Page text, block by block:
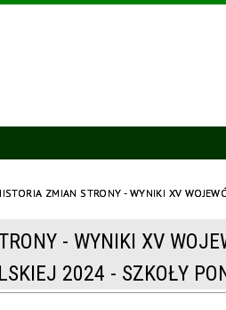
ZMIAN STRONY - WYNIKI XV
- WYNIKI XV
2024 - SZKOŁY